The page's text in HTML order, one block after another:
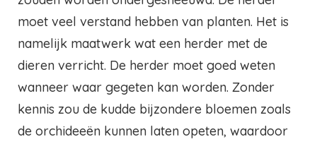
moet veel verstand hebben van planten. Het is
namelijk maatwerk wat een herder met de
dieren verricht. De herder moet goed weten
wanneer waar gegeten kan worden. Zonder
kennis zou de kudde bijzondere bloemen zoals
de orchideeën kunnen laten opeten, waardoor